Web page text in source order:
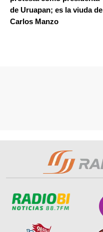
de Uruapan; es la viuda de
Carlos Manzo